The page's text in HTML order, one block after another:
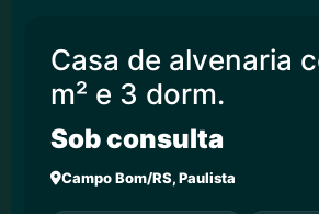
Casa de alvenaria
m² e 3 dorm.
Sob consulta
Campo Bom/RS, Paulista